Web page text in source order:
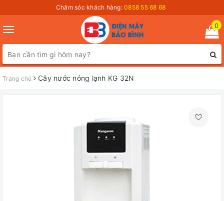
Chăm sóc khách hàng: 0858 55 68 68
Toggle
navigation
0
Trang chủ Cây nước nóng lạnh KG 32N